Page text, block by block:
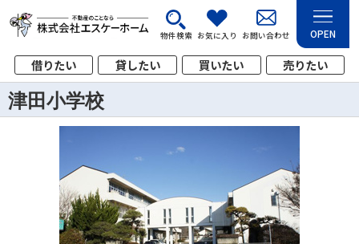
物件検索 お気に入り お問い合わせ OPEN
借りたい 貸したい 買いたい 売りたい
津田小学校